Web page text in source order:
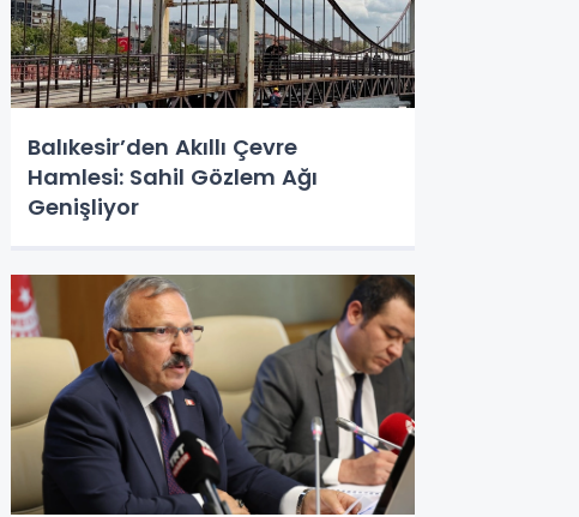
Balıkesir’den Akıllı Çevre
Hamlesi: Sahil Gözlem Ağı
Genişliyor